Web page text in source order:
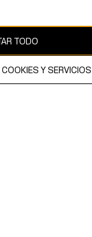
por copyright y es
TODO
Y SERVICIOS